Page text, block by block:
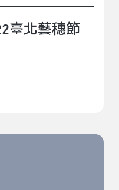
臺北藝穗節
北藝穗節《見笑歌廳